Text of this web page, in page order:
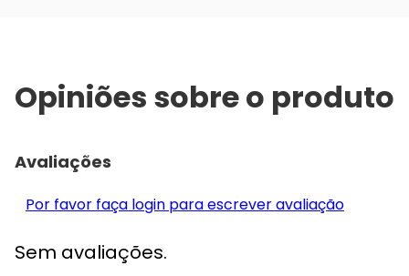
Opiniões sobre o produto
Avaliações
Por favor faça login para escrever avaliação
Sem avaliações.